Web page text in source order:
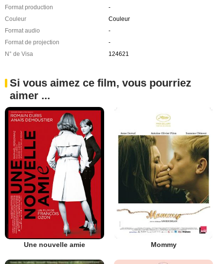
Format production
-
Couleur
Couleur
Format audio
-
Format de projection
-
N° de Visa
124621
Si vous aimez ce film, vous pourriez
aimer ...
Une nouvelle amie Mommy